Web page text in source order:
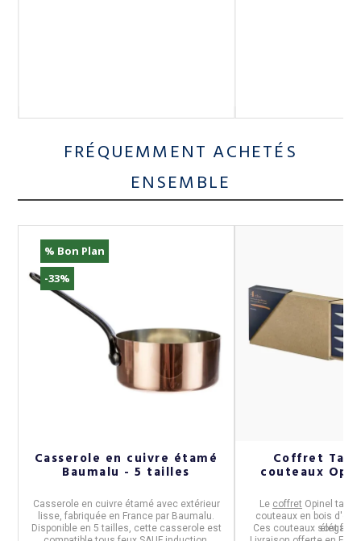
FRÉQUEMMENT ACHETÉS
ENSEMBLE
% Bon Plan
-33%
Casserole en cuivre étamé
Baumalu - 5 tailles
Casserole en cuivre étamé avec extérieur
lisse , fabriquée en France par Baumalu.
Disponible en 5 tailles , cette casserole est
Coffret
couteaux
Le coffret Opinel table
couteaux en bois
Ces couteaux sont